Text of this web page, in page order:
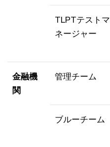
TLPTテストマ
ネージャー
金融機
関
管理チーム
ブルーチーム